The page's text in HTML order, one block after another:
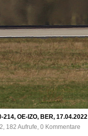
OE-IZO, BER, 17.04.2022
182 Aufrufe, 0 Kommentare